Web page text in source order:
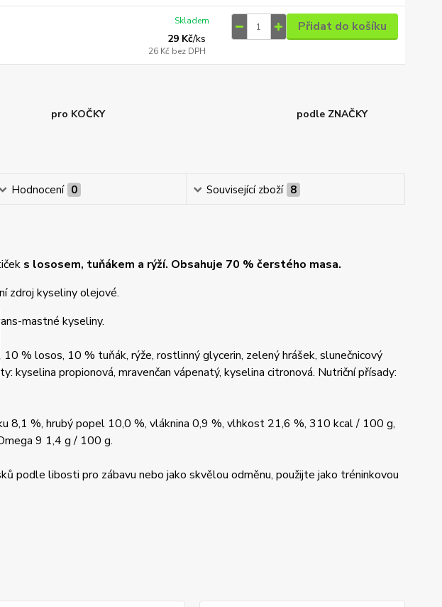
29 Kč/ks
26 Kč bez DPH
Skladem Přidat do košíku
pro KOČKY podle ZNAČKY
Hodnocení 0 Související zboží 8
s lososem, tuňákem a rýží. Obsahuje 70 % čerstého masa.
zdroj kyseliny olejové.
mastné kyseliny.
% losos, 10 % tuňák, rýže, rostlinný glycerin, zelený hrášek, slunečnicový
kyselina propionová, mravenčan vápenatý, kyselina citronová. Nutriční přísady:
8,1 %, hrubý popel 10,0 %, vláknina 0,9 %, vlhkost 21,6 %, 310 kcal / 100 g,
9 1,4 g / 100 g.
podle libosti pro zábavu nebo jako skvělou odměnu, použijte jako tréninkovou